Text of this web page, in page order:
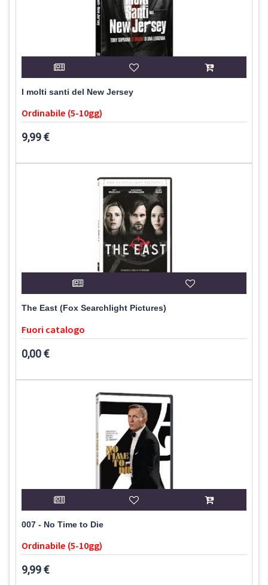
I molti santi del New Jersey
Ordinabile (5-10gg)
9,99 €
The East (Fox Searchlight Pictures)
Fuori catalogo
0,00 €
007 - No Time to Die
Ordinabile (5-10gg)
9,99 €